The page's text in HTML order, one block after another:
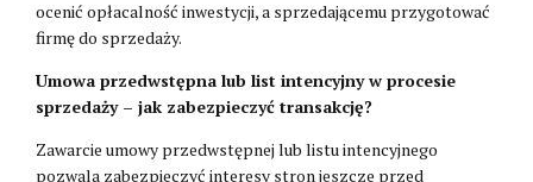
ocenić opłacalność inwestycji, a sprzedającemu przygotować
firmę do sprzedaży.
Umowa przedwstępna lub list intencyjny w procesie
sprzedaży – jak zabezpieczyć transakcję?
Zawarcie umowy przedwstępnej lub listu intencyjnego
pozwala zabezpieczyć interesy stron jeszcze przed